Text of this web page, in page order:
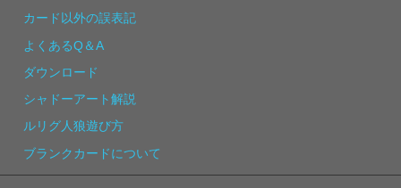
カード以外の誤表記
よくあるQ＆A
ダウンロード
シャドーアート解説
ルリグ人狼遊び方
ブランクカードについて